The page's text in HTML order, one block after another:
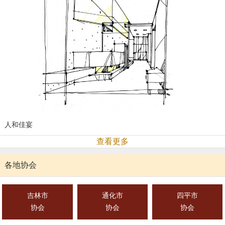
人和佳宴
查看更多
各地协会
吉林市
协会
通化市
协会
四平市
协会